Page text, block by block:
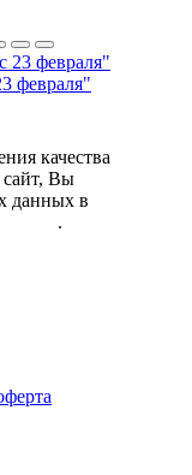
февраля"
качества
сайт, Вы
данных в
.